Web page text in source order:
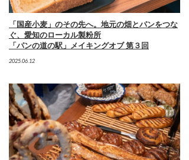
「国産小麦」のその先へ。地元の畑とパンをつな
ぐ、愛知のローカル製粉所
「パンの道の駅」メイキングオブ 第３回
2025.06.12